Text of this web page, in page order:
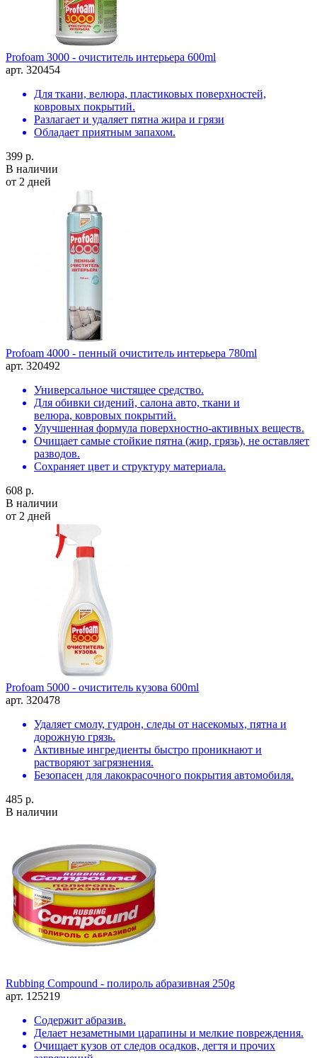
Profoam 3000 - очиститель интерьера 600ml
арт. 320454
Для ткани, велюра, пластиковых поверхностей,
ковровых покрытий.
Разлагает и удаляет пятна жира и грязи
Обладает приятным запахом.
399 р.
В наличии
от 2 дней
Profoam 4000 - пенный очиститель интерьера 780ml
арт. 320492
Универсальное чистящее средство.
Для обивки сидений, салона авто, ткани и
велюра, ковровых покрытий.
Улучшенная формула поверхностно-активных веществ.
Очищает самые стойкие пятна (жир, грязь), не оставляет
разводов.
Сохраняет цвет и структуру материала.
608 р.
В наличии
от 2 дней
Profoam 5000 - очиститель кузова 600ml
арт. 320478
Удаляет смолу, гудрон, следы от насекомых, пятна и
дорожную грязь.
Активные ингредиенты быстро проникнают и
растворяют загрязнения.
Безопасен для лакокрасочного покрытия автомобиля.
485 р.
В наличии
Rubbing Compound - полироль абразивная 250g
арт. 125219
Содержит абразив.
Делает незаметными царапины и мелкие повреждения.
Очищает кузов от следов осадков, дегтя и прочих